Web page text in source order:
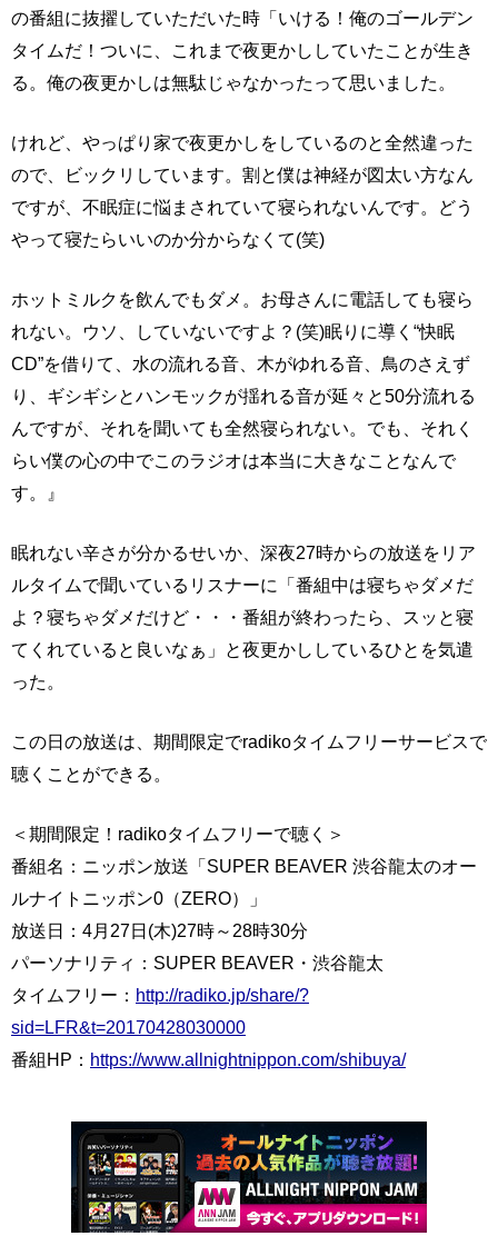
の番組に抜擢していただいた時「いける！俺のゴールデン
タイムだ！ついに、これまで夜更かししていたことが生き
る。俺の夜更かしは無駄じゃなかったって思いました。
けれど、やっぱり家で夜更かしをしているのと全然違った
ので、ビックリしています。割と僕は神経が図太い方なん
ですが、不眠症に悩まされていて寝られないんです。どう
やって寝たらいいのか分からなくて(笑)
ホットミルクを飲んでもダメ。お母さんに電話しても寝ら
れない。ウソ、していないですよ？(笑)眠りに導く“快眠
CD”を借りて、水の流れる音、木がゆれる音、鳥のさえず
り、ギシギシとハンモックが揺れる音が延々と50分流れる
んですが、それを聞いても全然寝られない。でも、それく
らい僕の心の中でこのラジオは本当に大きなことなんで
す。』
眠れない辛さが分かるせいか、深夜27時からの放送をリア
ルタイムで聞いているリスナーに「番組中は寝ちゃダメだ
よ？寝ちゃダメだけど・・・番組が終わったら、スッと寝
てくれていると良いなぁ」と夜更かししているひとを気遣
った。
この日の放送は、期間限定でradikoタイムフリーサービスで
聴くことができる。
＜期間限定！radikoタイムフリーで聴く＞
番組名：ニッポン放送「SUPER BEAVER 渋谷龍太のオー
ルナイトニッポン0（ZERO）」
放送日：4月27日(木)27時～28時30分
パーソナリティ：SUPER BEAVER・渋谷龍太
タイムフリー： http://radiko.jp/share/?
sid=LFR&t=20170428030000
番組HP： https://www.allnightnippon.com/shibuya/